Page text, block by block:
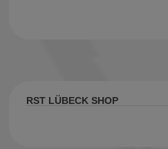
RST LÜBECK SHOP